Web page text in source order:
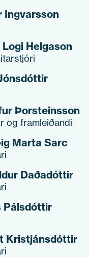
Ingvarsson
Helgason
Þorsteinsson
og framleiðandi
Marta Sarc
Daðadóttir
Pálsdóttir
Kristjánsdóttir